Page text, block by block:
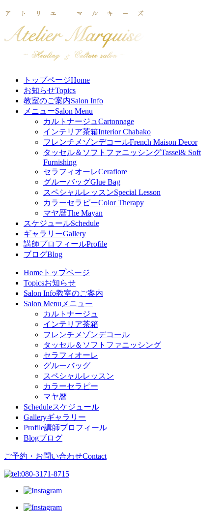
トップページHome
お知らせTopics
教室のご案内Salon Info
メニューSalon Menu
カルトナージュ Cartonnage
インテリア茶箱Interior Chabako
フレンチメゾンデコールFrench Maison Decor
タッセル＆ソフトファニッシングTassel& Soft
Furnishing
セラフィオーレCerafiore
グルーバッグGlue Bag
スペシャルレッスンSpecial Lesson
カラーセラピーColor Therapy
マヤ暦The Mayan
スケジュールSchedule
ギャラリーGallery
講師プロフィールProfile
ブログBlog
Home トップページ
Topicsお知らせ
Salon Info教室のご案内
Salon Menu メニュー
カルトナージュ
インテリア茶箱
フレンチメゾンデコール
タッセル＆ソフトファニッシング
セラフィオーレ
グルーバッグ
スペシャルレッスン
カラーセラピー
マヤ暦
Scheduleスケジュール
Galleryギャラリー
Profile講師プロフィール
Blogブログ
ご予約・お問い合わせContact